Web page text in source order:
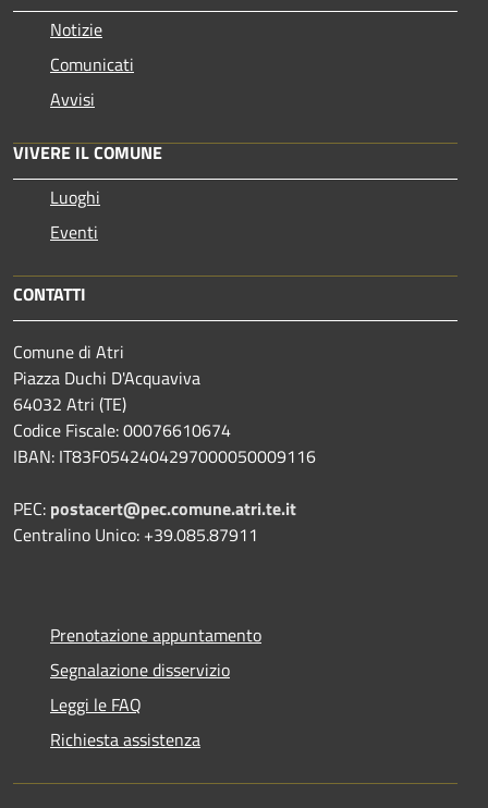
Notizie
Comunicati
Avvisi
VIVERE IL COMUNE
Luoghi
Eventi
CONTATTI
Comune di Atri
Piazza Duchi D'Acquaviva
64032 Atri (TE)
Codice Fiscale: 00076610674
IBAN: IT83F0542404297000050009116
PEC: postacert@pec.comune.atri.te.it
Centralino Unico: +39.085.87911
Prenotazione appuntamento
Segnalazione disservizio
Leggi le FAQ
Richiesta assistenza